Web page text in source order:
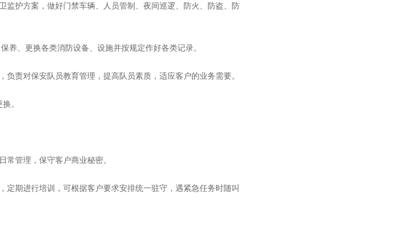
监护方案，做好门禁车辆、人员管制、夜间巡逻、防火、防盗、防
养、更换各类消防设备、设施并按规定作好各类记录。
责对保安队员教育管理，提高队员素质，适应客户的业务需要。
。
常管理，保守客户商业秘密。
定期进行培训，可根据客户要求安排统一驻守，遇紧急任务时随叫